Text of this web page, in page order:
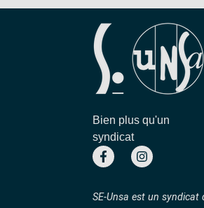
Bien plus qu'un
syndicat
SE-Unsa est un syndicat